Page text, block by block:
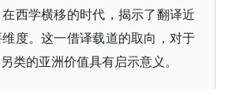
西学横移的时代，揭示了翻译近
度。这一借译载道的取向，对于
类的亚洲价值具有启示意义。